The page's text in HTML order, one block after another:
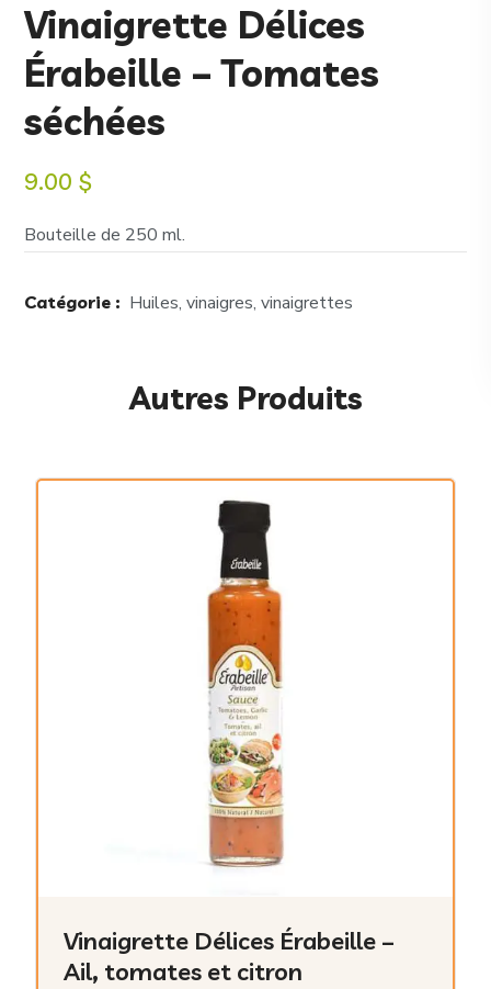
Vinaigrette Délices
Érabeille – Tomates
séchées
9.00 $
Bouteille de 250 ml.
Catégorie : Huiles, vinaigres, vinaigrettes
Autres Produits
Vinaigrette Délices Érabeille –
Ail, tomates et citron